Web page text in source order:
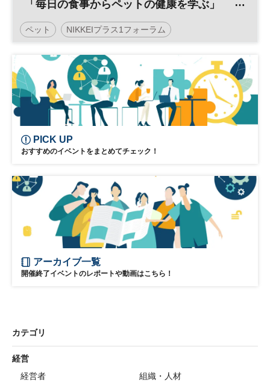
「毎日の食事からペットの健康を学ぶ」
ペット NIKKEIプラス1フォーラム
PICK UP
おすすめのイベントをまとめてチェック！
アーカイブ一覧
開催終了イベントのレポートや動画はこちら！
カテゴリ
経営
経営者
組織・人材